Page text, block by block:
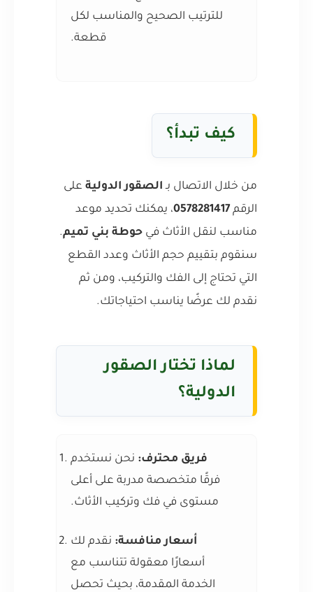
للترتيب الصحيح والمناسب لكل
قطعة.
كيف تبدأ؟
من خلال الاتصال بـ الصقور الدولية على
الرقم 0578281417، يمكنك تحديد موعد
مناسب لنقل الأثاث في حوطة بني تميم.
سنقوم بتقييم حجم الأثاث وعدد القطع
التي تحتاج إلى الفك والتركيب، ومن ثم
نقدم لك عرضًا يناسب احتياجاتك.
لماذا تختار الصقور
الدولية؟
فريق محترف: نحن نستخدم
فرقًا متخصصة مدربة على أعلى
مستوى في فك وتركيب الأثاث.
أسعار منافسة: نقدم لك
أسعارًا معقولة تتناسب مع
الخدمة المقدمة، بحيث تحصل